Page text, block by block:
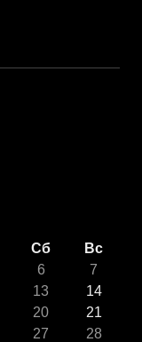
Сб
Вс
6
7
13
14
20
21
27
28